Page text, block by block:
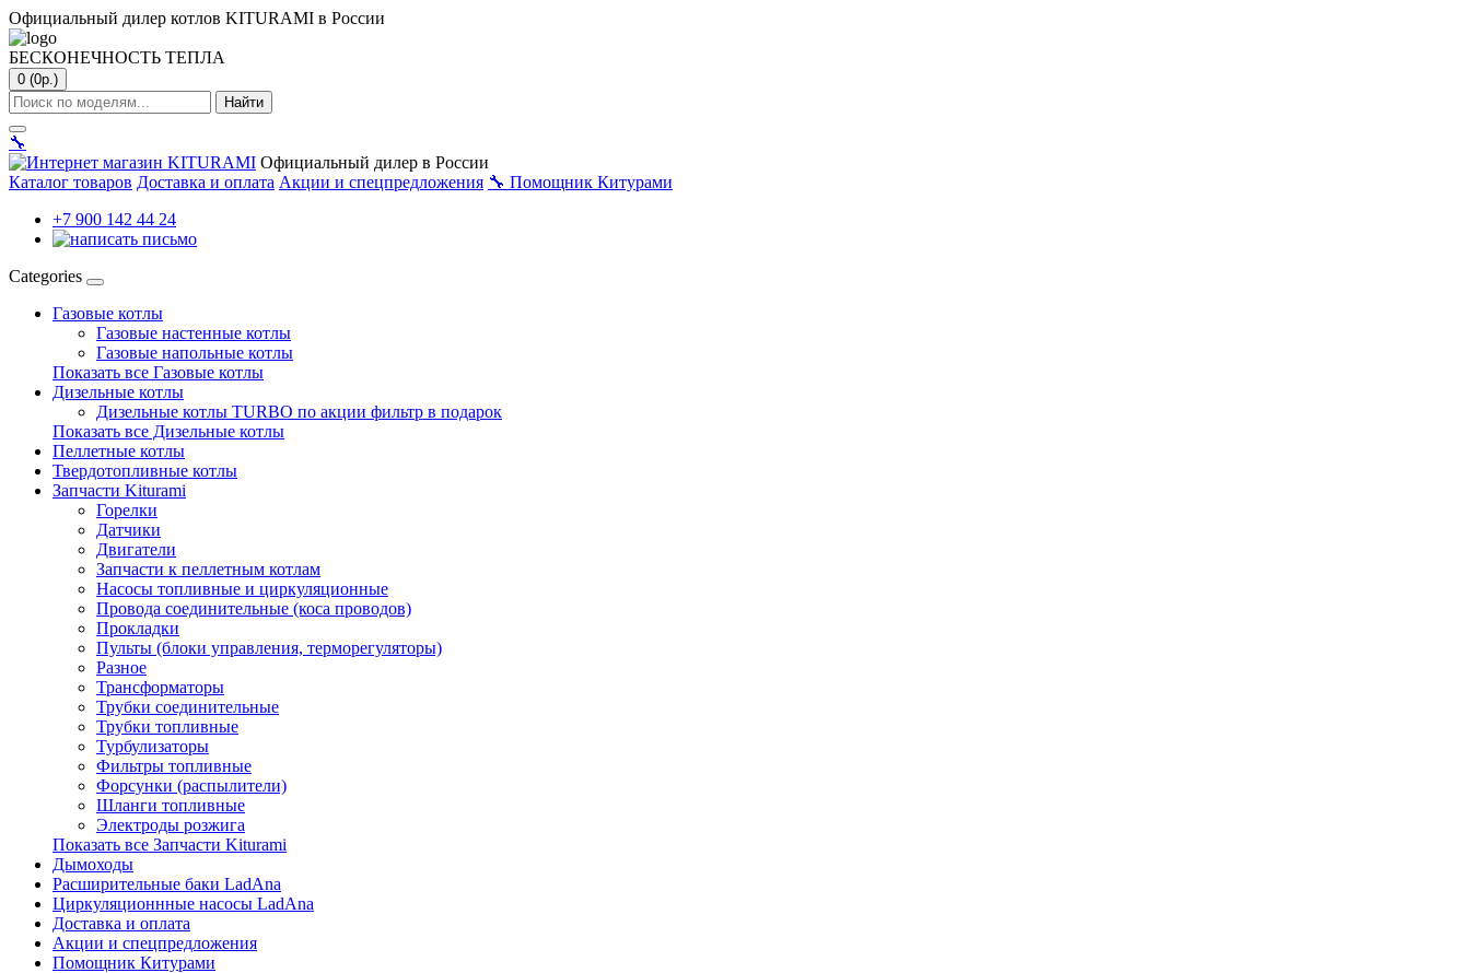
Официальный дилер котлов KITURAMI в России
БЕСКОНЕЧНОСТЬ ТЕПЛА
0 (0р.)
Найти
🔧
Официальный дилер в России
Каталог товаров Доставка и оплата Акции и спецпредложения 🔧 Помощник Китурами
+7 900 142 44 24
Categories
Газовые котлы
Газовые настенные котлы
Газовые напольные котлы
Показать все Газовые котлы
Дизельные котлы
Дизельные котлы TURBO по акции фильтр в подарок
Показать все Дизельные котлы
Пеллетные котлы
Твердотопливные котлы
Запчасти Kiturami
Горелки
Датчики
Двигатели
Запчасти к пеллетным котлам
Насосы топливные и циркуляционные
Провода соединительные (коса проводов)
Прокладки
Пульты (блоки управления, терморегуляторы)
Разное
Трансформаторы
Трубки соединительные
Трубки топливные
Турбулизаторы
Фильтры топливные
Форсунки (распылители)
Шланги топливные
Электроды розжига
Показать все Запчасти Kiturami
Дымоходы
Расширительные баки LadAna
Циркуляционнные насосы LadAna
Доставка и оплата
Акции и спецпредложения
Помощник Китурами